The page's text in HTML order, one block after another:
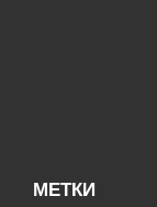
МЕТКИ